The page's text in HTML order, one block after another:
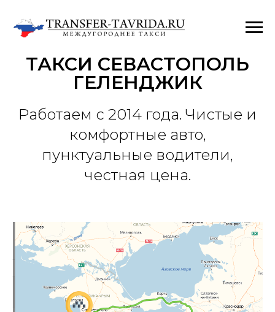
ТАКСИ СЕВАСТОПОЛЬ
ГЕЛЕНДЖИК
Работаем с 2014 года. Чистые и
комфортные авто,
пунктуальные водители,
честная цена.